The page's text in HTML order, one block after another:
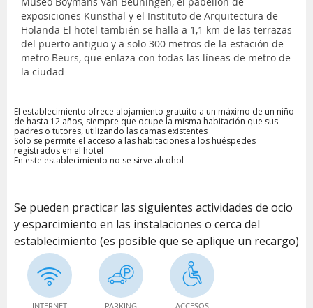
exposiciones Kunsthal y el Instituto de Arquitectura de
Holanda El hotel también se halla a 1,1 km de las terrazas
del puerto antiguo y a solo 300 metros de la estación de
metro Beurs, que enlaza con todas las líneas de metro de
la ciudad
El establecimiento ofrece alojamiento gratuito a un máximo de un niño
de hasta 12 años, siempre que ocupe la misma habitación que sus
padres o tutores, utilizando las camas existentes
Solo se permite el acceso a las habitaciones a los huéspedes
registrados en el hotel
En este establecimiento no se sirve alcohol
Se pueden practicar las siguientes actividades de ocio
y esparcimiento en las instalaciones o cerca del
establecimiento (es posible que se aplique un recargo)
INTERNET PARKING ACCESOS